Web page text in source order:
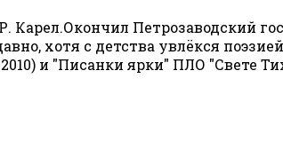
Карел.Окончил Петрозаводский
хотя с детства увлёкся
и "Писанки ярки" ПЛО "Свете